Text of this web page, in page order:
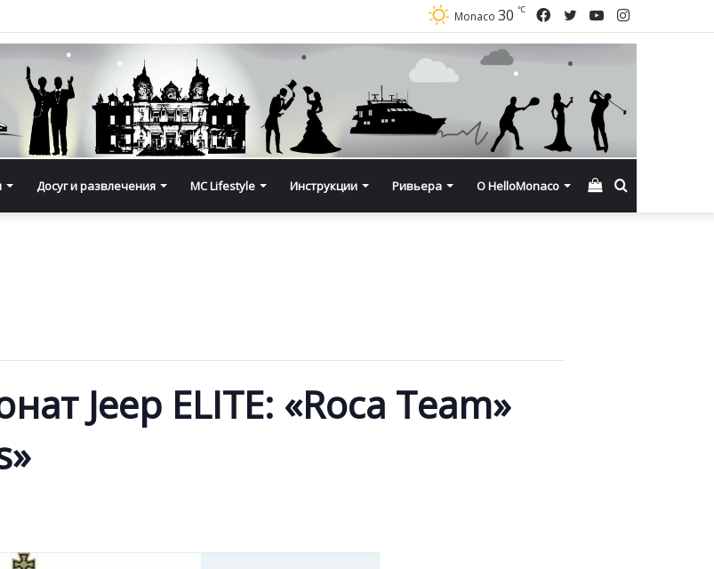
Instagram
YouTube
Twitter
Facebook
Monaco 30 ℃
Досуг и развлечения MC Lifestyle Инструкции Ривьера О HelloMonaco Смотреть
Jeep ELITE: «Roca Team»